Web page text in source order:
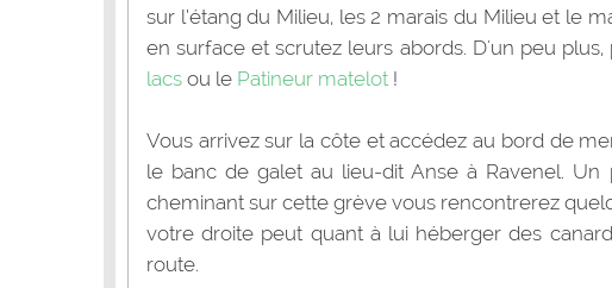
sur l’étang du Milieu, les 2 marais du Milieu et le
en surface et scrutez leurs abords. D'un peu
lacs ou le Patineur matelot !
Vous arrivez sur la côte et accédez au bord de
le banc de galet au lieu-dit Anse à Ravenel.
cheminant sur cette grève vous rencontrerez
votre droite peut quant à lui héberger des
route.